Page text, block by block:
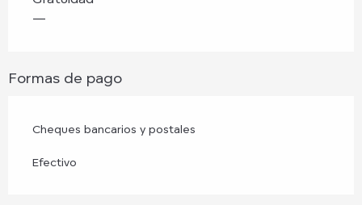
—
Formas de pago
Cheques bancarios y postales
Efectivo